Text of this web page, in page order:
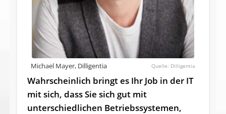
Michael Mayer, Dilligentia Dilligentia
Wahrscheinlich bringt es Ihr Job in der IT
mit sich, dass Sie sich gut mit
unterschiedlichen Betriebssystemen,